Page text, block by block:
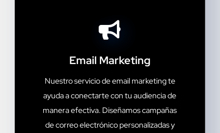
Email Marketing
Nuestro servicio de email marketing te
ayuda a conectarte con tu audiencia de
manera efectiva. Diseñamos campañas
de correo electrónico personalizadas y